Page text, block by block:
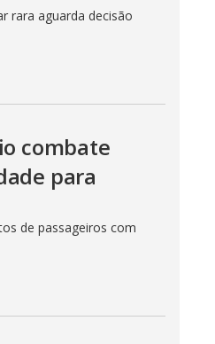
rara aguarda decisão
combate
para
de passageiros com